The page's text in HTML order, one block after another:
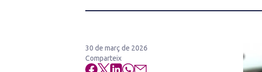
30 de març de 2026
Comparteix